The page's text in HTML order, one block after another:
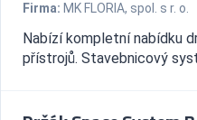
Firma: MK FLORIA, spol. s r. o.
Nabízí kompletní nabídku
přístrojů. Stavebnicový